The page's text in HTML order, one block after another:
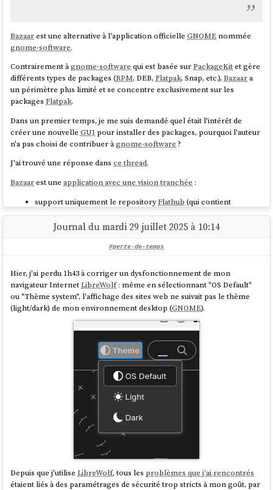
Bazaarest une alternative à l'application officielleGNOME nommée
gnome-software.
Contrairement à gnome-software qui est basée surPackageKitet gère
différents types de packages (RPM, DEB,Flatpak, Snap, etc.),Bazaara
un périmètre plus limité et se concentre exclusivement sur les
packagesFlatpak.
Dans un premier temps, je me suis demandé quel était l'intérêt de
créer une nouvelleGUI pour installer des packages, pourquoi l'auteur
n'a pas choisi de contribuer à gnome-software ?
J'ai trouvé une réponse dansce thread.
Bazaarest uneapplication avec une vision tranchée :
support uniquement le repositoryFlathub (qui contient
seulement des packagesFlatpak) ;
mise en avant de solution pour faire des donations.
Cette vision a permis à l'auteur de créerBazaar
Cela lui a permis aussi de se consacrer fortement sur l'expérience
utilisateur.
Après avoir testé l'application, je constate que contrairement à
, toutes les tâches s'exécutent de manière
asynchrone. À la différence degnome-software,Bazaar
recharger constamment l'index des packages après chaque opération
expérience utilisateurexcellente 🙂.
Bazaar is fast and highly multi-threaded, guaranteeing a
smooth experience in the user interface. You can queue as
many downloads as you wish and run them while perusing
Flathub's latest releases. This is due to the UI being
completely decoupled from all backend operations.
Journal du mardi 29 juillet 2025 à 10:14
#perte-de-temps
Hier, j'ai perdu 1h43 à corriger un dysfonctionnement de mon
navigateur InternetLibreWolf: même en sélectionnant "OS Default"
ou "Thème system", l'affichage des sites web ne suivait pas le thème
(light/dark) de mon environnement desktop (GNOME).
Depuis que j'utiliseLibreWolf, tous les problèmes que j'ai rencontrés
étaient liés à des paramétrages de sécurité trop stricts à mon goût, par